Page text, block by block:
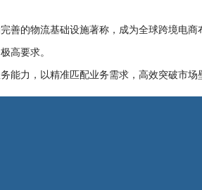
的物流基础设施著称，成为全球跨境电商
高要求。
力，以精准匹配业务需求，高效突破市场